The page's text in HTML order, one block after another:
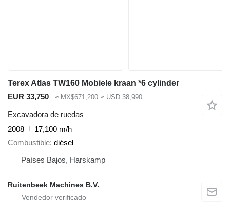
Terex Atlas TW160 Mobiele kraan *6 cylinder
EUR 33,750
≈ MX$671,200 ≈ USD 38,990
Excavadora de ruedas
2008
17,100 m/h
Combustible diésel
Países Bajos, Harskamp
Ruitenbeek Machines B.V.